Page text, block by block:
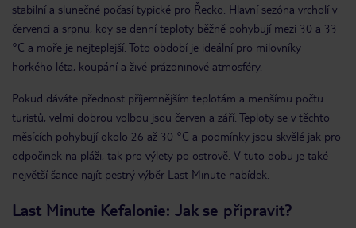
stabilní a slunečné počasí typické pro Řecko. Hlavní sezóna vrcholí v
červenci a srpnu, kdy se denní teploty běžně pohybují mezi 30 a 33
°C a moře je nejteplejší. Toto období je ideální pro milovníky
horkého léta, koupání a živé prázdninové atmosféry.
Pokud dáváte přednost příjemnějším teplotám a menšímu počtu
turistů, velmi dobrou volbou jsou červen a září. Teploty se v těchto
měsících pohybují okolo 26 až 30 °C a podmínky jsou skvělé jak pro
odpočinek na pláži, tak pro výlety po ostrově. V tuto dobu je také
největší šance najít pestrý výběr Last Minute nabídek.
Last Minute Kefalonie: Jak se připravit?